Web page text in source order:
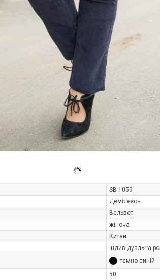
SB 1059
Демісезон
Вельвет
жіноча
Китай
Індивідуальна
темно-синій
50